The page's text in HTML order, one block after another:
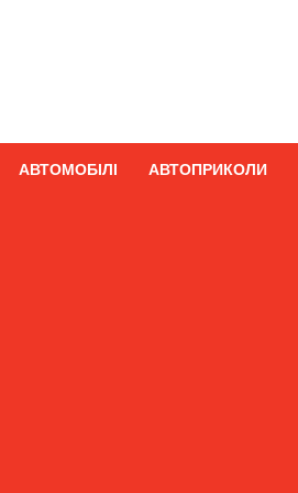
АВТОМОБІЛІ АВТОПРИКОЛИ